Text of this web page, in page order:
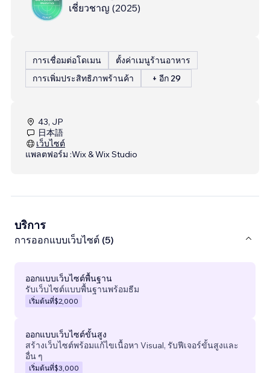
เชี่ยวชาญ (2025)
การเชื่อมต่อโดเมน
ตั้งค่าเมนูร้านอาหาร
การเพิ่มประสิทธิภาพร้านค้า
+ อีก 29
43, JP
日本語
เว็บไซต์
แพลตฟอร์ม :Wix & Wix Studio
บริการ
การออกแบบเว็บไซต์ (5)
ออกแบบเว็บไซต์พื้นฐาน
รับเว็บไซต์แบบพื้นฐานพร้อมธีม
เริ่มต้นที่$2,000
ออกแบบเว็บไซต์ขั้นสูง
สร้างเว็บไซต์พร้อมแก้ไขเนื้อหา Visual, รับฟีเจอร์ขั้นสูงและ
อื่น ๆ
เริ่มต้นที่$3,000